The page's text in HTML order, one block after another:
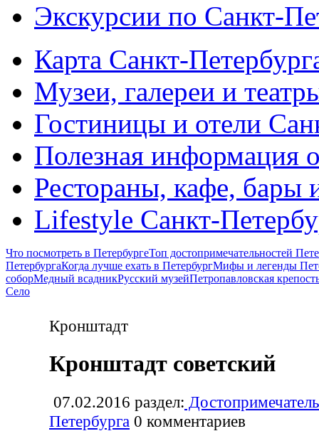
Экскурсии по Санкт-
Карта Санкт-
Музеи, галереи и
Гостиницы и отели
Полезная информация
Рестораны, кафе, бары
Lifestyle Санкт-
Что посмотреть в ПетербургеТоп достопримечательностей
ПетербургаКогда лучше ехать в ПетербургМифы и легенды
соборМедный всадникРусский музейПетропавловская
Село
Кронштадт
Кронштадт советский
07.02.2016 раздел:
Петербурга 0 комментариев